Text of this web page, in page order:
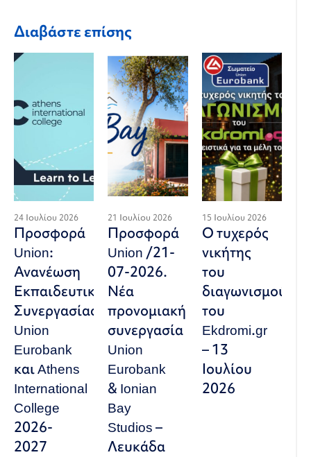
Διαβάστε επίσης
24 Ιουλίου 2026
Προσφορά
Union:
Ανανέωση
Εκπαιδευτικής
Συνεργασίας
Union
Eurobank
και Athens
International
College
2026-
2027
21 Ιουλίου 2026
Προσφορά
Union /21-
07-2026.
Νέα
προνομιακή
συνεργασία
Union
Eurobank
& Ionian
Bay
Studios –
Λευκάδα
15 Ιουλίου 2026
Ο τυχερός
νικήτης
του
διαγωνισμού
του
Ekdromi.gr
– 13
Ιουλίου
2026